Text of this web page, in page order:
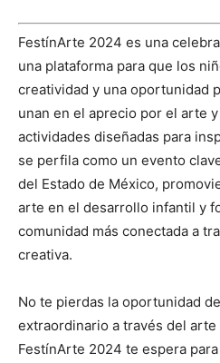
FestínArte 2024 es una
una plataforma para que los
creatividad y una oportunidad
unan en el aprecio por el arte
actividades diseñadas para
se perfila como un evento
del Estado de México,
arte en el desarrollo infantil y
comunidad más conectada a
creativa.
No te pierdas la oportunidad
extraordinario a través del arte
FestínArte 2024 te espera